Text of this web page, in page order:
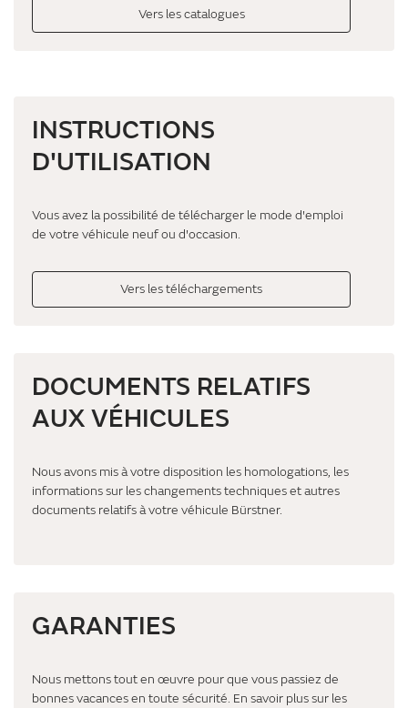
Vers les catalogues
INSTRUCTIONS
D'UTILISATION
Vous avez la possibilité de télécharger le mode d'emploi
de votre véhicule neuf ou d'occasion.
Vers les téléchargements
DOCUMENTS RELATIFS
AUX VÉHICULES
Nous avons mis à votre disposition les homologations, les
informations sur les changements techniques et autres
documents relatifs à votre véhicule Bürstner.
GARANTIES
Nous mettons tout en œuvre pour que vous passiez de
bonnes vacances en toute sécurité. En savoir plus sur les